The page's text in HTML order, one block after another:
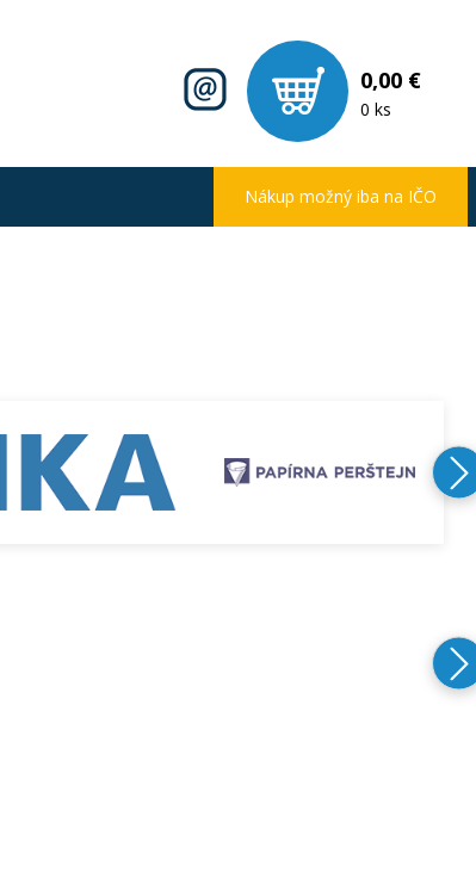
0,00 €
0 ks
Nákup možný iba na IČO